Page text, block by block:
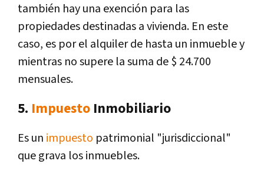
también hay una exención para las
propiedades destinadas a vivienda. En este
caso, es por el alquiler de hasta un inmueble y
mientras no supere la suma de $ 24.700
mensuales.
5. Impuesto Inmobiliario
Es un impuesto patrimonial "jurisdiccional"
que grava los inmuebles.